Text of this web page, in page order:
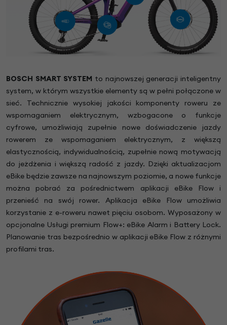
BOSCH SMART SYSTEM to najnowszej generacji inteligentny
system, w którym wszystkie elementy są w pełni połączone w
sieć. Technicznie wysokiej jakości komponenty roweru ze
wspomaganiem elektrycznym, wzbogacone o funkcje
cyfrowe, umożliwiają zupełnie nowe doświadczenie jazdy
rowerem ze wspomaganiem elektrycznym, z większą
elastycznością, indywidualnością, zupełnie nową motywacją
do jeżdżenia i większą radość z jazdy. Dzięki aktualizacjom
eBike będzie zawsze na najnowszym poziomie, a nowe funkcje
można pobrać za pośrednictwem aplikacji eBike Flow i
przenieść na swój rower. Aplikacja eBike Flow umożliwia
korzystanie z e-roweru nawet pięciu osobom. Wyposażony w
opcjonalne Usługi premium Flow+: eBike Alarm i Battery Lock.
Planowanie tras bezpośrednio w aplikacji eBike Flow z różnymi
profilami tras.